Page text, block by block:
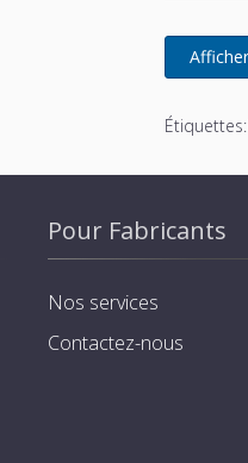
Étiquettes:
Pour Fabricants
Nos services
Contactez-nous